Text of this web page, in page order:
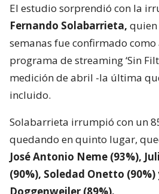
El estudio sorprendió con la
Fernando Solabarrieta, quien
semanas fue confirmado
programa de streaming ‘Sin
medición de abril -la última
incluido.
Solabarrieta irrumpió con un
quedando en quinto lugar,
José Antonio Neme (93%),
(90%), Soledad Onetto (90%)
Doggenweiler (89%).